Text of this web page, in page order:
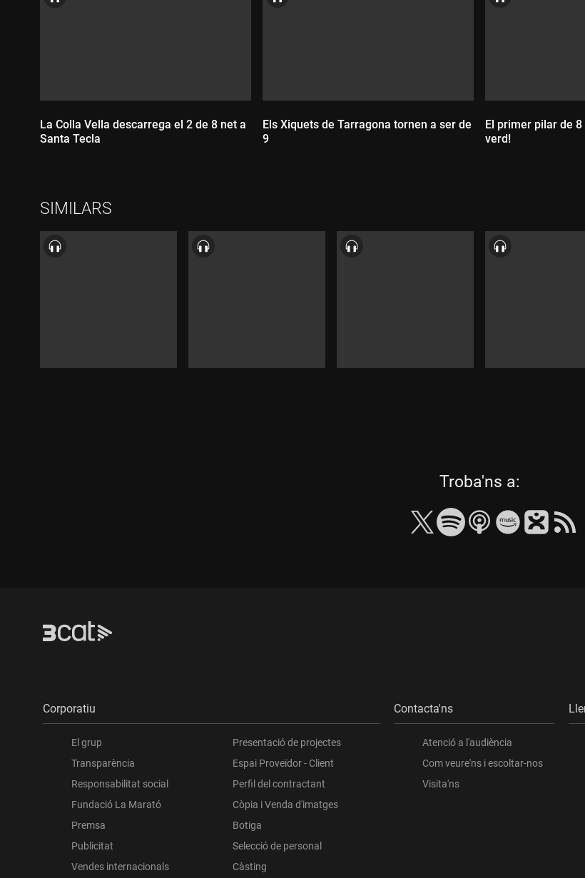
La Colla Vella descarrega el 2 de 8 net a
Santa Tecla
Els Xiquets de Tarragona tornen a ser de
9
El primer pilar de
verd!
SIMILARS
Troba'ns a:
xarxes
socials
Corporatiu
El grup
Transparència
Responsabilitat social
Fundació La Marató
Premsa
Publicitat
Vendes internacionals
Presentació de projectes
Espai Proveïdor - Client
Perfil del contractant
Còpia i Venda d'imatges
Botiga
Selecció de personal
Càsting
Contacta'ns
Atenció a l'audiència
Com veure'ns i escoltar-nos
Visita'ns